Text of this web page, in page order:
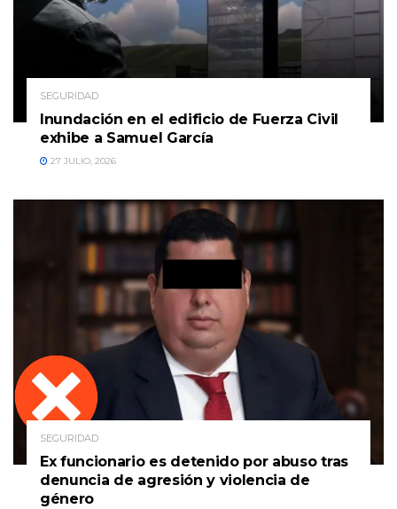
SEGURIDAD
Inundación en el edificio de Fuerza Civil
exhibe a Samuel García
27 JULIO, 2026
SEGURIDAD
Ex funcionario es detenido por abuso tras
denuncia de agresión y violencia de
género